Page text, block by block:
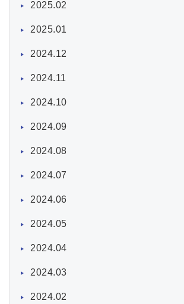
2025.02
2025.01
2024.12
2024.11
2024.10
2024.09
2024.08
2024.07
2024.06
2024.05
2024.04
2024.03
2024.02